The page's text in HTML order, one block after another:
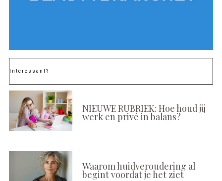
Interessant?
NIEUWE RUBRIEK: Hoe houd jij
werk en privé in balans?
Waarom huidveroudering al
begint voordat je het ziet